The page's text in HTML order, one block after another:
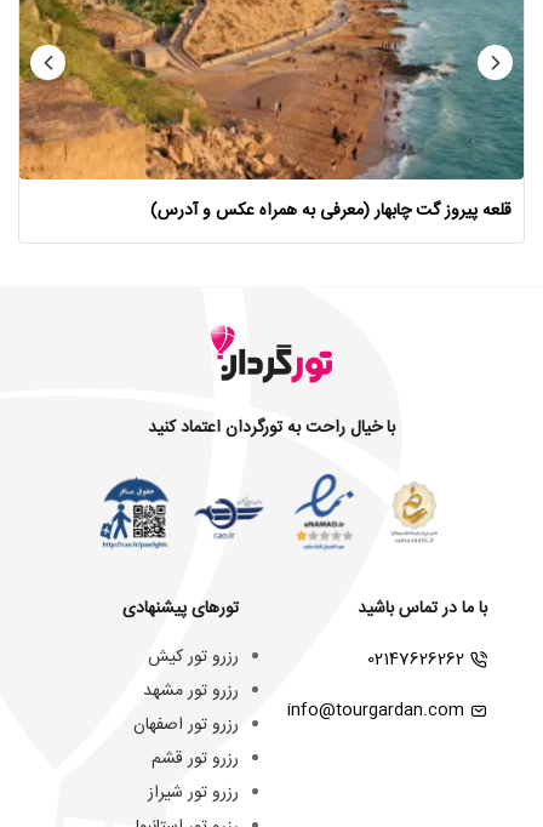
قلعه پیروز گت چابهار (معرفی به همراه عکس و آدرس)
با خیال راحت به تورگردان اعتماد کنید
با ما در تماس باشید
02147626262
info@tourgardan.com
تورهای پیشنهادی
رزرو تور کیش
رزرو تور مشهد
رزرو تور اصفهان
رزرو تور قشم
رزرو تور شیراز